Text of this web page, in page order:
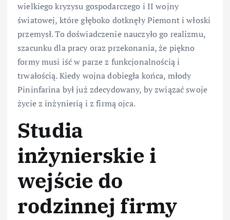
wielkiego kryzysu gospodarczego i II wojny
światowej, które głęboko dotknęły Piemont i włoski
przemysł. To doświadczenie nauczyło go realizmu,
szacunku dla pracy oraz przekonania, że piękno
formy musi iść w parze z funkcjonalnością i
trwałością. Kiedy wojna dobiegła końca, młody
Pininfarina był już zdecydowany, by związać swoje
życie z inżynierią i z firmą ojca.
Studia
inżynierskie i
wejście do
rodzinnej firmy